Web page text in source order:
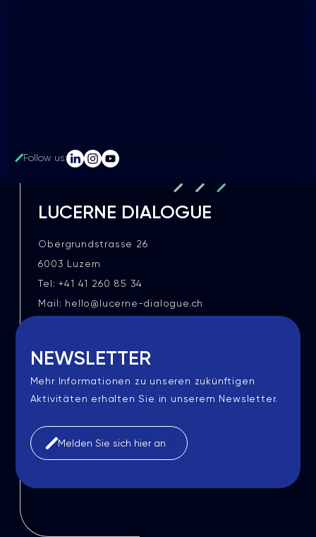
LUCERNE DIALOGUE
Obergrundstrasse 26
6003 Luzern
Tel: +41 41 260 85 34
Mail: hello@lucerne-dialogue.ch
Follow us:
NEWSLETTER
Mehr Informationen zu unseren zukünftigen
Aktivitäten erhalten Sie in unserem Newsletter.
Melden Sie sich hier an